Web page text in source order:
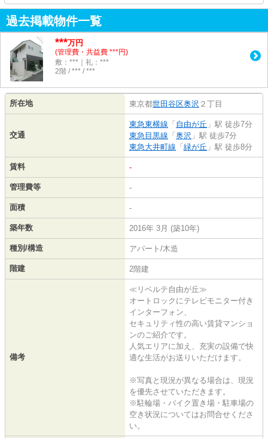
過去掲載物件一覧
***万円
(管理費・共益費 ***円)
敷：***｜礼：***
2階 / *** / ***
所在地 東京都世田谷区奥沢 ２丁目
交通
東急東横線 「 自由が丘 」駅 徒歩7分
東急目黒線 「 奥沢 」駅 徒歩7分
東急大井町線 「 緑が丘 」駅 徒歩8分
賃料 -
管理費等 -
面積 -
築年数 2016年 3月 (築10年)
種別/構造 アパート/木造
階建 2階建
備考
≪リベルテ自由が丘≫
オートロックにテレビモニター付き
インターフォン、
セキュリティ性の高い賃貸マンショ
ンのご紹介です。
人気エリアに加え、充実の設備で快
適な生活がお送りいただけます。
※写真と現況が異なる場合は、現況
を優先させていただきます。
※駐輪場・バイク置き場・駐車場の
空き状況についてはお問合せくださ
い。